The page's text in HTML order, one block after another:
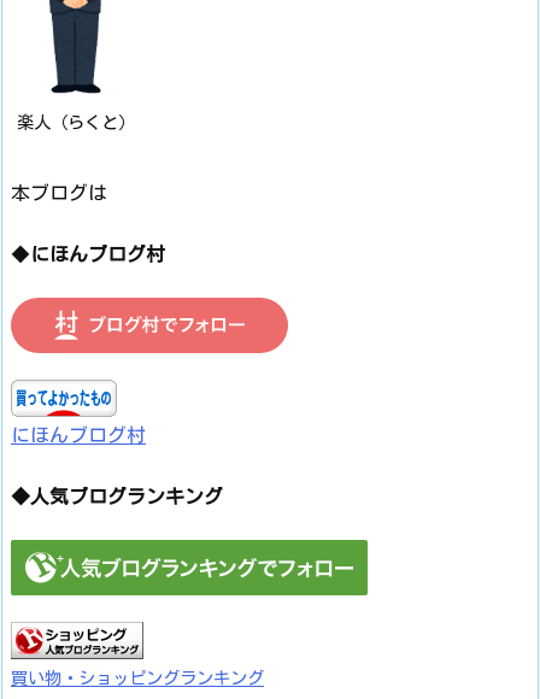
楽人（らくと）
本ブログは
◆にほんブログ村
にほんブログ村
◆人気ブログランキング
買い物・ショッピングランキング